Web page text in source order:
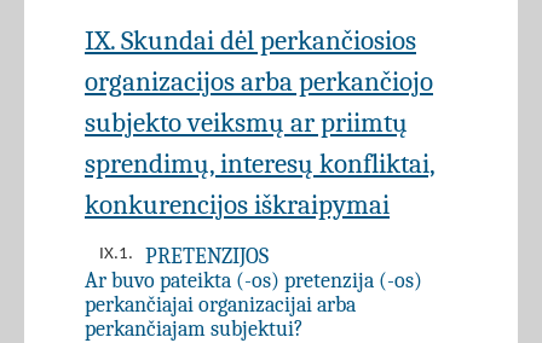
IX. Skundai dėl perkančiosios
organizacijos arba perkančiojo
subjekto veiksmų ar priimtų
sprendimų, interesų konfliktai,
konkurencijos iškraipymai
IX.1.
PRETENZIJOS
Ar buvo pateikta (-os) pretenzija (-os)
perkančiajai organizacijai arba
perkančiajam subjektui?